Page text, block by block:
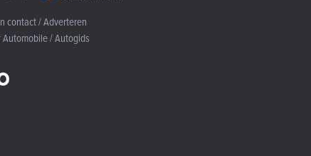
contact / Adverteren
Automobile / Autogids